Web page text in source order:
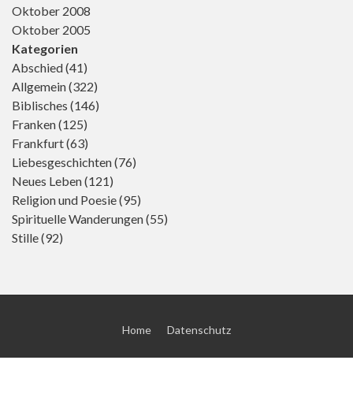
Oktober 2008
Oktober 2005
Kategorien
Abschied(41)
Allgemein(322)
Biblisches (146)
Franken(125)
Frankfurt(63)
Liebesgeschichten(76)
Neues Leben(121)
Religion und Poesie(95)
Spirituelle Wanderungen(55)
Stille(92)
Home Datenschutz